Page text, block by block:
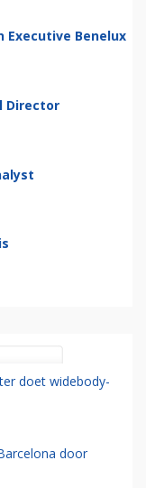
Executive Benelux
Director
doet widebody-
door